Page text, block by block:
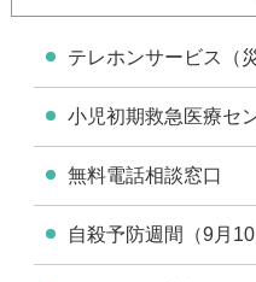
テレホンサービス（
小児初期救急医療セ
無料電話相談窓口
自殺予防週間（9月10